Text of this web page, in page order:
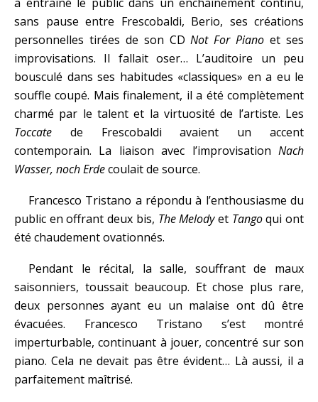
sans pause entre Frescobaldi, Berio, ses créations
personnelles tirées de son CDNot For Piano et ses
improvisations. Il fallait oser… L’auditoire un peu
bousculé dans ses habitudes «classiques» en a eu le
souffle coupé. Mais finalement, il a été complètement
charmé par le talent et la virtuosité de l’artiste. Les
Toccate de Frescobaldi avaient un accent
contemporain. La liaison avec l’improvisation Nach
Wasser, noch Erdecoulait de source.
Francesco Tristano a répondu à l’enthousiasme du
public en offrant deux bis, The Melodyet Tangoqui ont
été chaudement ovationnés.
Pendant le récital, la salle, souffrant de maux
saisonniers, toussait beaucoup. Et chose plus rare,
deux personnes ayant eu un malaise ont dû être
évacuées. Francesco Tristano s’est montré
imperturbable, continuant à jouer, concentré sur son
piano. Cela ne devait pas être évident… Là aussi, il a
parfaitement maîtrisé.